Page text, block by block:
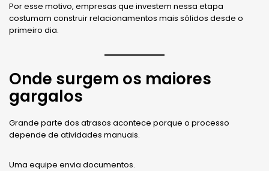
Por esse motivo, empresas que investem nessa etapa
costumam construir relacionamentos mais sólidos desde o
primeiro dia.
Onde surgem os maiores
gargalos
Grande parte dos atrasos acontece porque o processo
depende de atividades manuais.
Uma equipe envia documentos.